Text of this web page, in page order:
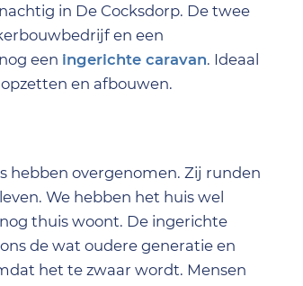
in De Cocksdorp. De twee
en een
een ingerichte caravan. Ideaal
en afbouwen.
hebben overgenomen. Zij runden
We hebben het huis wel
thuis woont. De ingerichte
de wat oudere generatie en
het te zwaar wordt. Mensen